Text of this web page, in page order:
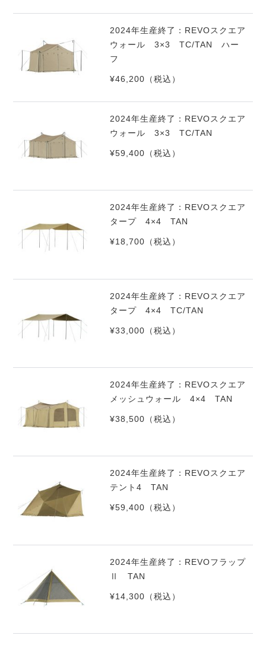
2024年生産終了：REVOスクエア
ウォール 3×3 TC/TAN ハー
フ
¥46,200 （税込）
2024年生産終了：REVOスクエア
ウォール 3×3 TC/TAN
¥59,400 （税込）
2024年生産終了：REVOスクエア
タープ 4×4 TAN
¥18,700 （税込）
2024年生産終了：REVOスクエア
タープ 4×4 TC/TAN
¥33,000 （税込）
2024年生産終了：REVOスクエア
メッシュウォール 4×4 TAN
¥38,500 （税込）
2024年生産終了：REVOスクエア
テント4 TAN
¥59,400 （税込）
2024年生産終了：REVOフラップ
Ⅱ TAN
¥14,300 （税込）